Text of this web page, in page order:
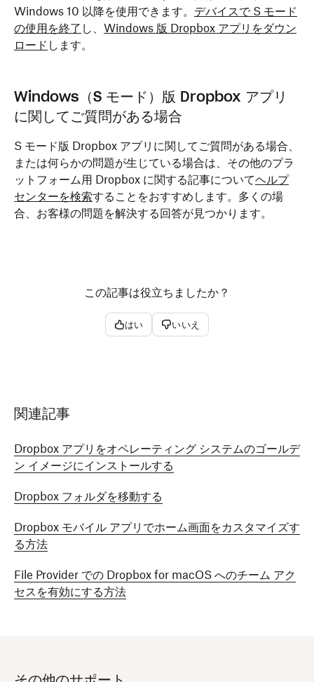
Windows 10 以降を使用できます。 デバイスで S モード
の使用を終了 し、 Windows 版 Dropbox アプリをダウン
ロード します。
Windows（S モード）版 Dropbox アプリ
に関してご質問がある場合
S モード版 Dropbox アプリに関してご質問がある場合、
または何らかの問題が生じている場合は、その他のプラ
ットフォーム用 Dropbox に関する記事についてヘルプ
センターを検索することをおすすめします。多くの場
合、お客様の問題を解決する回答が見つかります。
この記事は役立ちましたか？
はい いいえ
関連記事
Dropbox アプリをオペレーティング システムのゴールデ
ン イメージにインストールする
Dropbox フォルダを移動する
Dropbox モバイル アプリでホーム画面をカスタマイズす
る方法
File Provider での Dropbox for macOS へのチーム アク
セスを有効にする方法